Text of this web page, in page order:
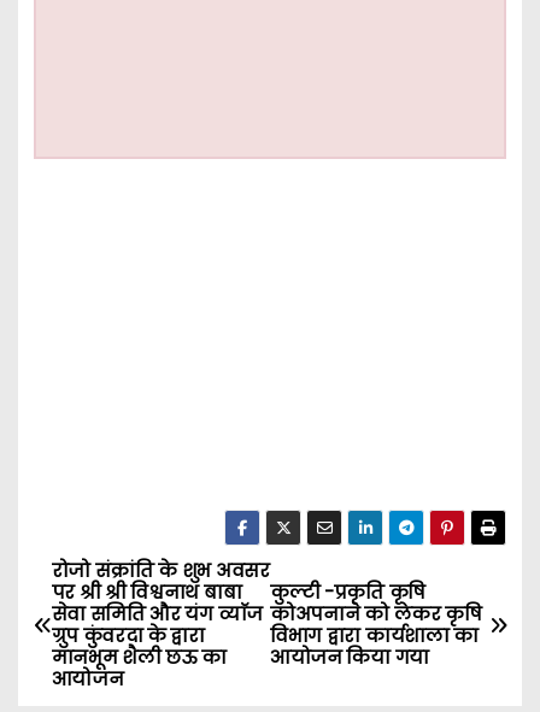
P
o
s
कुल्टी -प्रकृति कृषि
कोअपनाने को लेकर कृषि
विभाग द्वारा कार्यशाला का
आयोजन किया गया
रोजो संक्रांति के शुभ अवसर
पर श्री श्री विश्वनाथ बाबा
सेवा समिति और यंग व्याॅज
ग्रुप कुंवरदा के द्वारा
मानभूम शैली छऊ का
आयोजन